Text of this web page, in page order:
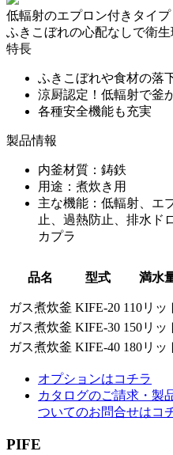
低輻射のエプロン付きタイプ
ふきこぼれの心配なしで衛生
特長
ふきこぼれや食材の落
涼厨認定！低輻射で釜
各種安全機能も充実
製品情報
内釜材質：鋳鉄
用途：煮炊き用
主な機能：低輻射、エ
止、過熱防止、排水ド
カプラ
品名 型式 満水
ガス煮炊釜 KIFE-20 110リッ
ガス煮炊釜 KIFE-30 150リッ
ガス煮炊釜 KIFE-40 180リッ
オプションはコチラ
カタログのご請求・製
ついてのお問合せはコ
PIFE